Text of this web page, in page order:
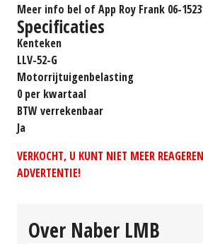
Meer info bel of App Roy Frank 06-
Specificaties
Kenteken
LLV-52-G
Motorrijtuigenbelasting
0 per kwartaal
BTW verrekenbaar
Ja
VERKOCHT, U KUNT NIET MEER
ADVERTENTIE!
Over Naber LMB